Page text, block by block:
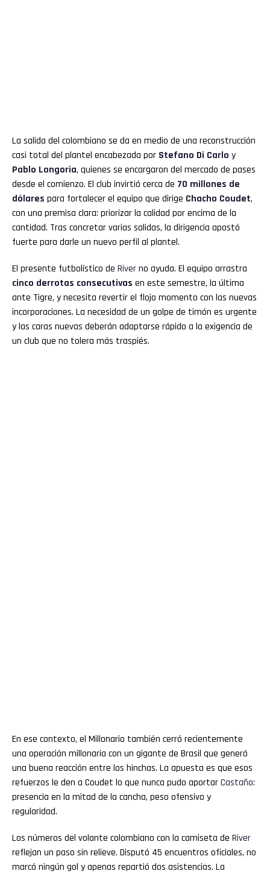
La salida del colombiano se da en medio de una reconstrucción
casi total del plantel encabezada por Stefano Di Carlo y
Pablo Longoria, quienes se encargaron del mercado de pases
desde el comienzo. El club invirtió cerca de 70 millones de
dólares para fortalecer el equipo que dirige Chacho Coudet,
con una premisa clara: priorizar la calidad por encima de la
cantidad. Tras concretar varias salidas, la dirigencia apostó
fuerte para darle un nuevo perfil al plantel.
El presente futbolístico de Riverno ayuda. El equipo arrastra
cinco derrotas consecutivas en este semestre, la última
ante Tigre, y necesita revertir el flojo momento con las nuevas
incorporaciones. La necesidad de un golpe de timón es urgente
y las caras nuevas deberán adaptarse rápido a la exigencia de
un club que no tolera más traspiés.
En ese contexto, el Millonario también cerró recientemente
una operación millonaria con un gigante de Brasil que generó
una buena reacción entre los hinchas. La apuesta es que esos
refuerzos le den a Coudet lo que nunca pudo aportarCastaño:
presencia en la mitad de la cancha, peso ofensivo y
regularidad.
Los números del volante colombiano con la camiseta de River
reflejan un paso sin relieve. Disputó 45 encuentros oficiales, no
marcó ningún gol y apenas repartió dos asistencias. La